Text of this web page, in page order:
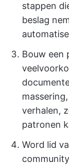
stappen
beslag
Bouw een
verhalen,
patronen
Word lid